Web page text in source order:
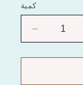
كمية
ل